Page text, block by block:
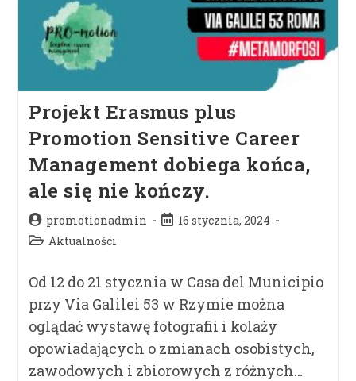
Projekt Erasmus plus
Promotion Sensitive Career
Management dobiega końca,
ale się nie kończy.
promotionadmin
16 stycznia, 2024
Aktualności
Od 12 do 21 stycznia w Casa del Municipio
przy Via Galilei 53 w Rzymie można
oglądać wystawę fotografii i kolaży
opowiadających o zmianach osobistych,
zawodowych i zbiorowych z różnych…